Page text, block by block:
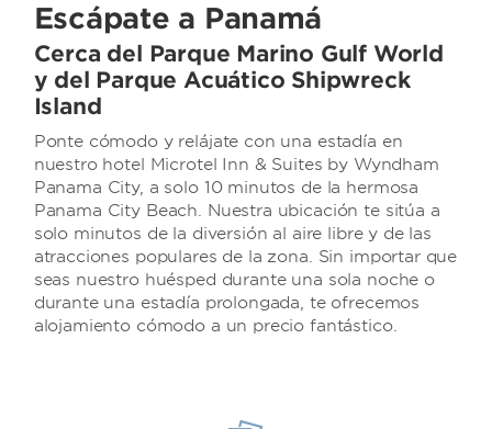
Escápate a Panamá
Cerca del Parque Marino Gulf World
y del Parque Acuático Shipwreck
Island
Ponte cómodo y relájate con una estadía en
nuestro hotel Microtel Inn & Suites by Wyndham
Panama City, a solo 10 minutos de la hermosa
Panama City Beach. Nuestra ubicación te sitúa a
solo minutos de la diversión al aire libre y de las
atracciones populares de la zona. Sin importar que
seas nuestro huésped durante una sola noche o
durante una estadía prolongada, te ofrecemos
alojamiento cómodo a un precio fantástico.